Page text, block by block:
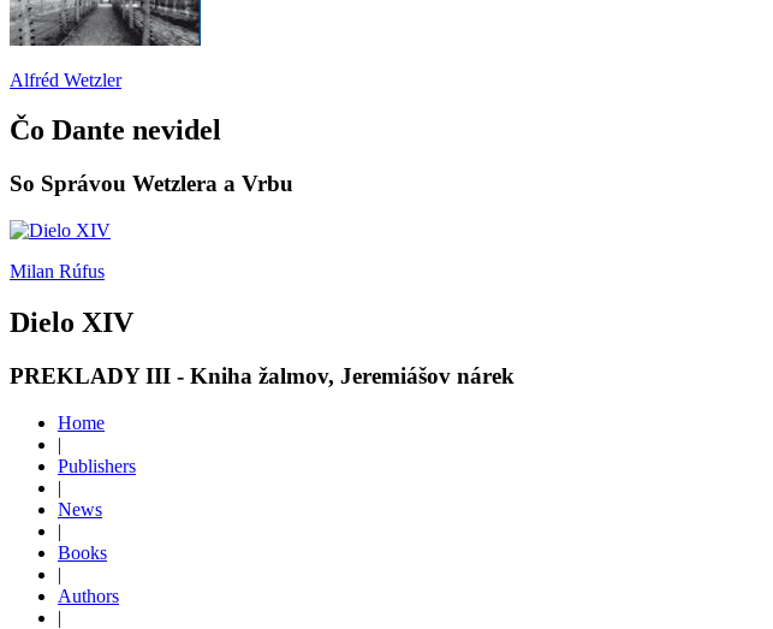
Alfréd Wetzler
Čo Dante nevidel
So Správou Wetzlera a Vrbu
Milan Rúfus
Dielo XIV
PREKLADY III - Kniha žalmov, Jeremiášov nárek
Home
|
Publishers
|
News
|
Books
|
Authors
|